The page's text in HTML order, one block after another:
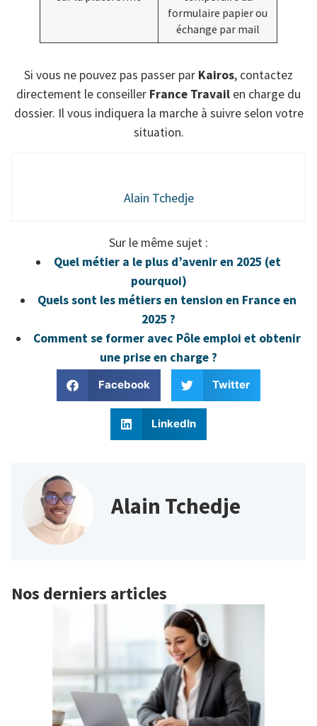
formulaire papier ou
échange par mail
Si vous ne pouvez pas passer par Kairos, contactez
directement le conseiller France Travail en charge du
dossier. Il vous indiquera la marche à suivre selon votre
situation.
Alain Tchedje
Sur le même sujet :
Quel métier a le plus d’avenir en 2025 (et
pourquoi)
Quels sont les métiers en tension en France en
2025 ?
Comment se former avec Pôle emploi et obtenir
une prise en charge ?
Facebook Twitter
LinkedIn
Alain Tchedje
Nos derniers articles